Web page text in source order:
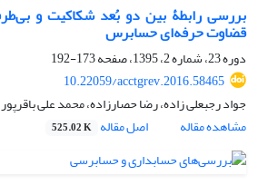
بررسی رابطۀ بین دو بُعد شکاکیت و
قضاوت حرفه‌ای حسابرس
دوره 23، شماره 2، 1395، صفحه
173-192
10.22059/acctgrev.2016.58465
جواد رجبعلی زاده، رضا حصارزاده، محمد علی باقرپور
مشاهده مقاله
اصل مقاله 525.02 K